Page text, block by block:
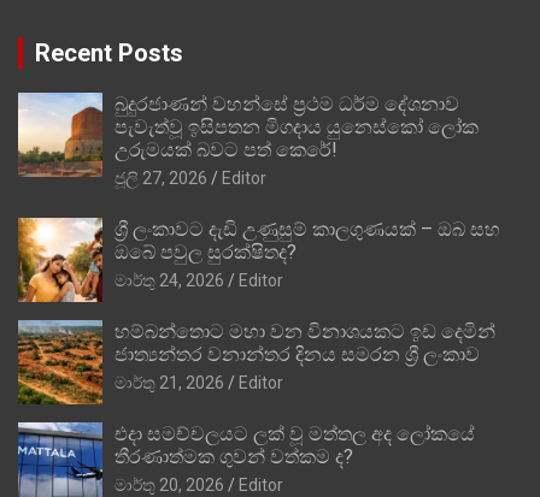
Recent Posts
බුදුරජාණන් වහන්සේ ප්‍රථම ධර්ම දේශනාව
පැවැත්වූ ඉසිපතන මිගදාය යුනෙස්කෝ ලෝක
උරුමයක් බවට පත් කෙරේ!
ජූලි 27, 2026 Editor
ශ්‍රී ලංකාවට දැඩි උණුසුම් කාලගුණයක් – ඔබ සහ
ඔබේ පවුල සුරක්ෂිතද?
මාර්තු 24, 2026 Editor
හම්බන්තොට මහා වන විනාශයකට ඉඩ දෙමින්
ජාත්‍යන්තර වනාන්තර දිනය සමරන ශ්‍රී ලංකාව
මාර්තු 21, 2026 Editor
එදා සමච්චලයට ලක් වූ මත්තල අද ලෝකයේ
තීරණාත්මක ගුවන් වත්කම ද?
මාර්තු 20, 2026 Editor